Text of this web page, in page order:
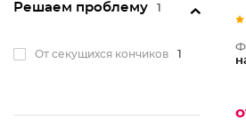
Решаем проблему 1
От секущихся кончиков 1